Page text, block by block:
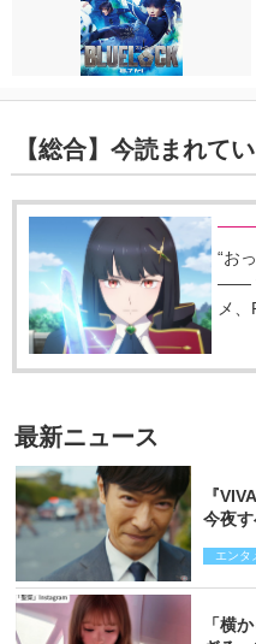
【総合】今読まれて
“お
――
メ
最新ニュース
『
今夜
エンタ
「横